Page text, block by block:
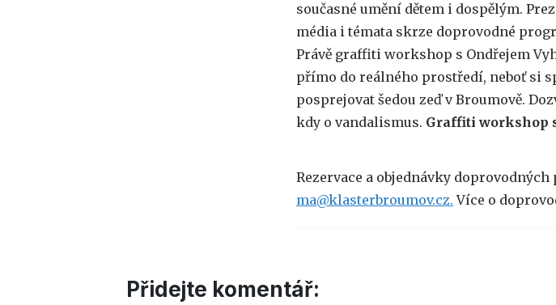
současné umění dětem i dospělým.
média i témata skrze doprovodné
Právě graffiti workshop s Ondřejem
přímo do reálného prostředí, neboť si
posprejovat šedou zeď v Broumově.
kdy o vandalismus. Graffiti workshop
Rezervace a objednávky
ma@klasterbroumov.cz. Více o
Přidejte komentář: